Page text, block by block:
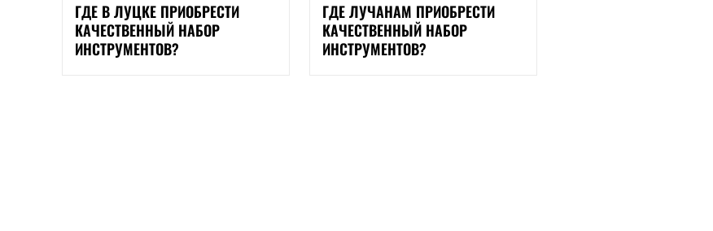
ГДЕ В ЛУЦКЕ ПРИОБРЕСТИ
КАЧЕСТВЕННЫЙ НАБОР
ИНСТРУМЕНТОВ?
ГДЕ ЛУЧАНАМ ПРИОБРЕСТИ
КАЧЕСТВЕННЫЙ НАБОР
ИНСТРУМЕНТОВ?